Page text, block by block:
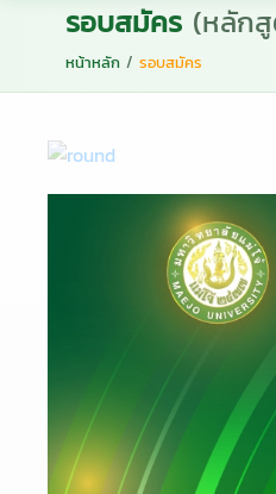
รอบสมัคร (หลัก
หน้าหลัก /รอบสมัคร